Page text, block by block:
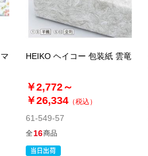
HEIKO ヘイコー 包装紙 雲竜
￥2,772～
￥26,334 （税込）
61-549-57
全16商品